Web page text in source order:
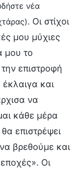
νέα
. Οι στίχοι
μου μύχιες
μου το
επιστροφή
και
να
κάθε μέρα
επιστρέψει
βρεθούμε και
Οι